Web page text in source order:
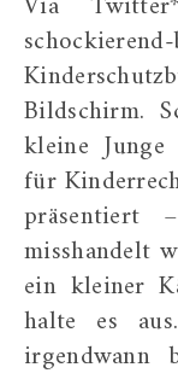
Bildschirm.
kleine Junge
für
präsentiert
misshandelt
ein kleiner
halte es